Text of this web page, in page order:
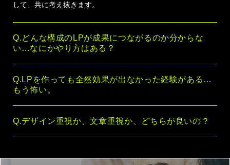
して、共に考え抜きます。
Q.どんな構成のLPが成果につながるのか分からな
い…なにかやり方はある？
Q.LPを作っても全然効果が出なかった経験がある…
もう怖い。
Q.デザイン重視か、文章重視か、どちらが良いの？